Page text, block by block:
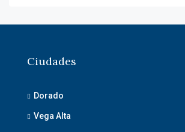
Ciudades
Dorado
Vega Alta